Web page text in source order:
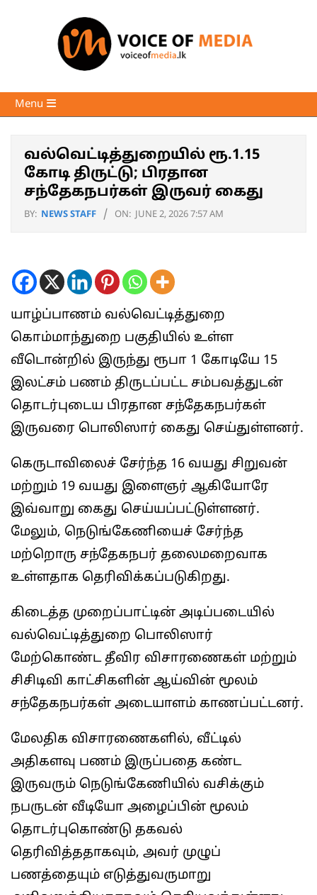
Voice
of
Primary
Navigation
Menu
வல்வெட்டித்துறையில் ரூ.1.15
கோடி திருட்டு; பிரதான
சந்தேகநபர்கள் இருவர் கைது
BY: NEWS STAFF ON: JUNE 2, 2026 7:57 AM
யாழ்ப்பாணம் வல்வெட்டித்துறை
கொம்மாந்துறை பகுதியில் உள்ள
வீடொன்றில் இருந்து ரூபா 1 கோடியே 15
இலட்சம் பணம் திருடப்பட்ட சம்பவத்துடன்
தொடர்புடைய பிரதான சந்தேகநபர்கள்
இருவரை பொலிஸார் கைது செய்துள்ளனர்.
கெருடாவிலைச் சேர்ந்த 16 வயது சிறுவன்
மற்றும் 19 வயது இளைஞர் ஆகியோரே
இவ்வாறு கைது செய்யப்பட்டுள்ளனர்.
மேலும், நெடுங்கேணியைச் சேர்ந்த
மற்றொரு சந்தேகநபர் தலைமறைவாக
உள்ளதாக தெரிவிக்கப்படுகிறது.
கிடைத்த முறைப்பாட்டின் அடிப்படையில்
வல்வெட்டித்துறை பொலிஸார்
மேற்கொண்ட தீவிர விசாரணைகள் மற்றும்
சிசிடிவி காட்சிகளின் ஆய்வின் மூலம்
சந்தேகநபர்கள் அடையாளம் காணப்பட்டனர்.
மேலதிக விசாரணைகளில், வீட்டில்
அதிகளவு பணம் இருப்பதை கண்ட
இருவரும் நெடுங்கேணியில் வசிக்கும்
நபருடன் வீடியோ அழைப்பின் மூலம்
தொடர்புகொண்டு தகவல்
தெரிவித்ததாகவும், அவர் முழுப்
பணத்தையும் எடுத்துவருமாறு